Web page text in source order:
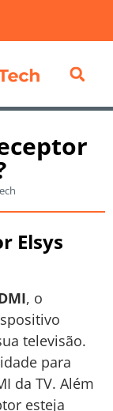
Elsys
, o
televisão.
para
da TV. Além
esteja